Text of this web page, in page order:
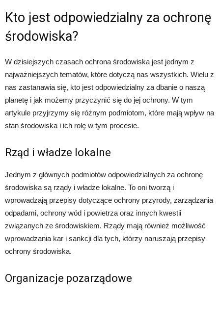
Kto jest odpowiedzialny za ochronę
środowiska?
W dzisiejszych czasach ochrona środowiska jest jednym z
najważniejszych tematów, które dotyczą nas wszystkich. Wielu z
nas zastanawia się, kto jest odpowiedzialny za dbanie o naszą
planetę i jak możemy przyczynić się do jej ochrony. W tym
artykule przyjrzymy się różnym podmiotom, które mają wpływ na
stan środowiska i ich rolę w tym procesie.
Rząd i władze lokalne
Jednym z głównych podmiotów odpowiedzialnych za ochronę
środowiska są rządy i władze lokalne. To oni tworzą i
wprowadzają przepisy dotyczące ochrony przyrody, zarządzania
odpadami, ochrony wód i powietrza oraz innych kwestii
związanych ze środowiskiem. Rządy mają również możliwość
wprowadzania kar i sankcji dla tych, którzy naruszają przepisy
ochrony środowiska.
Organizacje pozarządowe